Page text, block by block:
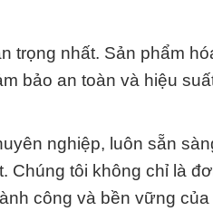
trọng nhất. Sản phẩm
bảo an toàn và hiệu
nghiệp, luôn sẵn
tôi không chỉ là
công và bền vững của